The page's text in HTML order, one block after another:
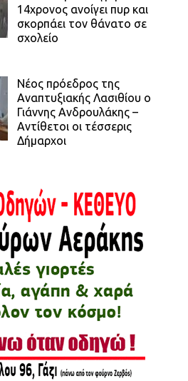
14χρονος ανοίγει πυρ και
σκορπάει τον θάνατο σε
σχολείο
Νέος πρόεδρος της
Αναπτυξιακής Λασιθίου ο
Γιάννης Ανδρουλάκης –
Αντίθετοι οι τέσσερις
Δήμαρχοι